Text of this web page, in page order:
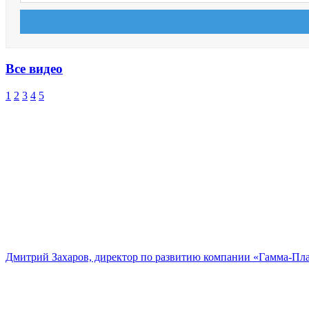
Все видео
1 2 3 4 5
Дмитрий Захаров, директор по развитию компании «Гамма-